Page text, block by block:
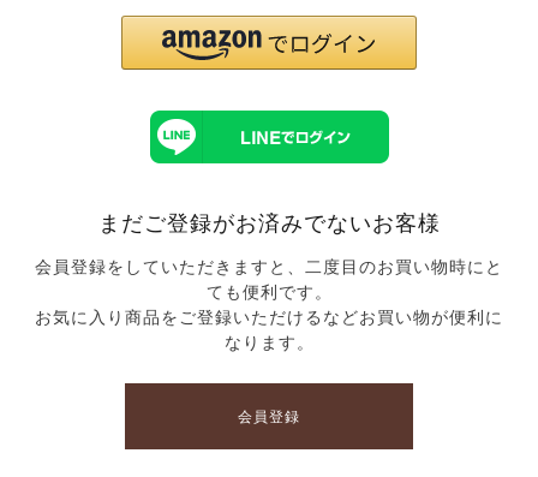
まだご登録がお済みでないお客様
会員登録をしていただきますと、二度目のお買い物時にと
ても便利です。
お気に入り商品をご登録いただけるなどお買い物が便利に
なります。
会員登録